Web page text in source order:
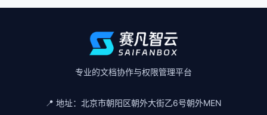
专业的文档协作与权限管理平台
📍 地址： 北京市朝阳区朝外大街乙6号朝外MEN